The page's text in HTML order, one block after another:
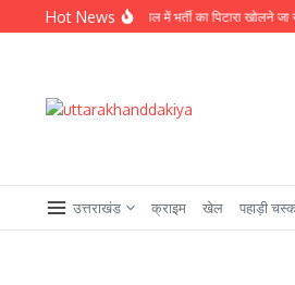
Skip to content
Hot News
बड़ी खबर : चुनावी साल में भर्ती का पिटारा खोलने जा रही है
उत्तराखंड क्राइम खेल पहाड़ी